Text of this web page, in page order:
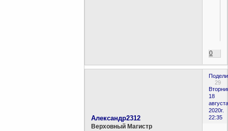
0
29
18
2020г.
22:35
Александр2312
Верховный Магистр